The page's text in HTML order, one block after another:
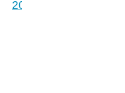
2018